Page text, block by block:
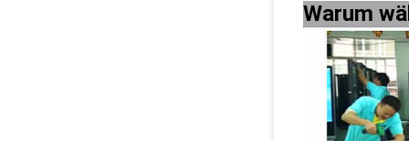
Warum